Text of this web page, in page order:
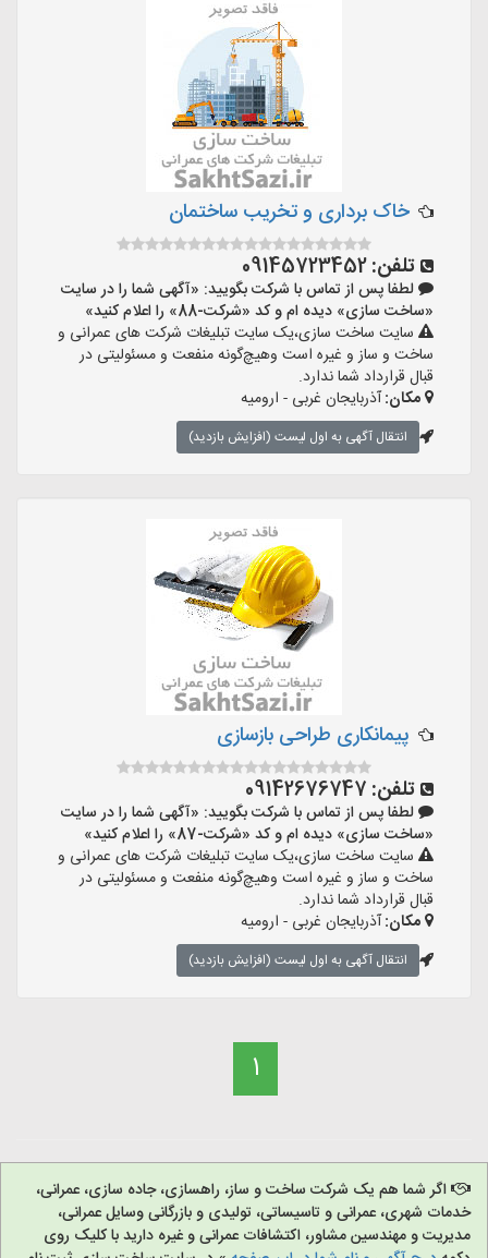
خاک برداری و تخریب ساختمان
تلفن:09145723452
لطفا پس از تماس با شرکت بگویید: «آگهی شما را در سایت
«ساخت سازی» دیده ام و کد «شرکت-88» را اعلام کنید»
سایت ساخت سازی،یک سایت تبلیغات شرکت های عمرانی و
ساخت و ساز و غیره است وهیچ‌گونه منفعت و مسئولیتی در
قبال قرارداد شما ندارد.
مکان:آذربایجان غربی - ارومیه
انتقال آگهی به اول لیست (افزایش بازدید)
پیمانکاری طراحی بازسازی
تلفن: 09142676747
لطفا پس از تماس با شرکت بگویید: «آگهی شما را در سایت
«ساخت سازی» دیده ام و کد «شرکت-87» را اعلام کنید»
سایت ساخت سازی،یک سایت تبلیغات شرکت های عمرانی و
ساخت و ساز و غیره است وهیچ‌گونه منفعت و مسئولیتی در
قبال قرارداد شما ندارد.
مکان:آذربایجان غربی - ارومیه
انتقال آگهی به اول لیست (افزایش بازدید)
1
اگر شما هم یک شرکت ساخت و ساز، راهسازی، جاده سازی، عمرانی،
خدمات شهری، عمرانی و تاسیساتی، تولیدی و بازرگانی وسایل عمرانی،
مدیریت و مهندسین مشاور، اکتشافات عمرانی و غیره دارید با کلیک روی